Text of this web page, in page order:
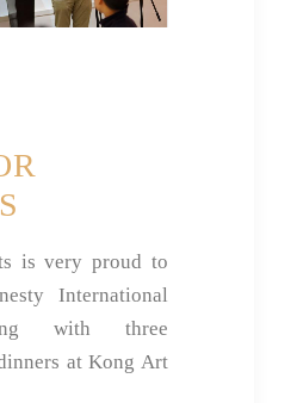
is very proud to
International
with three
at Kong Art